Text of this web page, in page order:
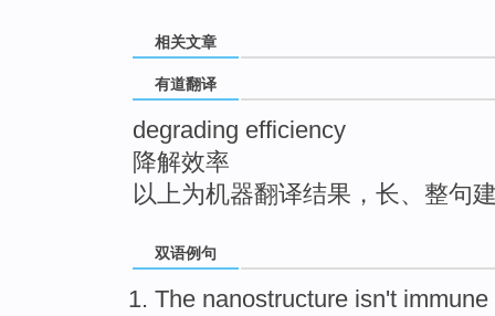
相关文章
有道翻译
degrading efficiency
降解效率
以上为机器翻译结果，长、整句
双语例句
The nanostructure isn't immune